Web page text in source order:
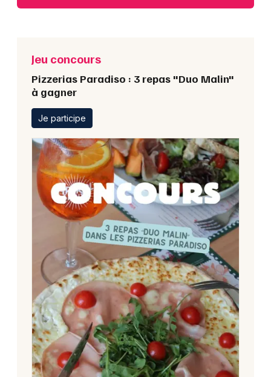
Jeu concours
Pizzerias Paradiso : 3 repas "Duo Malin"
à gagner
Je participe